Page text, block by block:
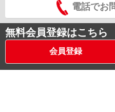
電話でお
無料会員登録はこちら
会員登録